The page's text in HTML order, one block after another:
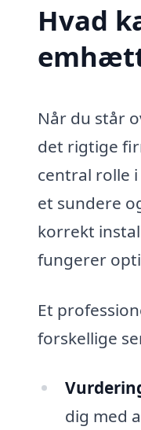
Hvad
Når du står
det rigtige
central rolle
et sundere
korrekt
fungerer
Et
forskellige
dig med